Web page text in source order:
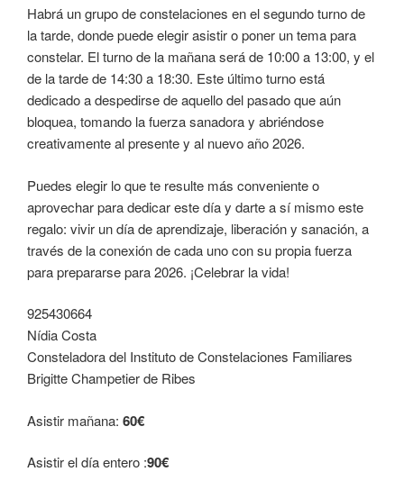
Habrá un grupo de constelaciones en el segundo turno de
la tarde, donde puede elegir asistir o poner un tema para
constelar. El turno de la mañana será de 10:00 a 13:00, y el
de la tarde de 14:30 a 18:30. Este último turno está
dedicado a despedirse de aquello del pasado que aún
bloquea, tomando la fuerza sanadora y abriéndose
creativamente al presente y al nuevo año 2026.
Puedes elegir lo que te resulte más conveniente o
aprovechar para dedicar este día y darte a sí mismo este
regalo: vivir un día de aprendizaje, liberación y sanación, a
través de la conexión de cada uno con su propia fuerza
para prepararse para 2026. ¡Celebrar la vida!
925430664
Nídia Costa
Consteladora del Instituto de Constelaciones Familiares
Brigitte Champetier de Ribes
Asistir mañana: 60€
Asistir el día entero :90€